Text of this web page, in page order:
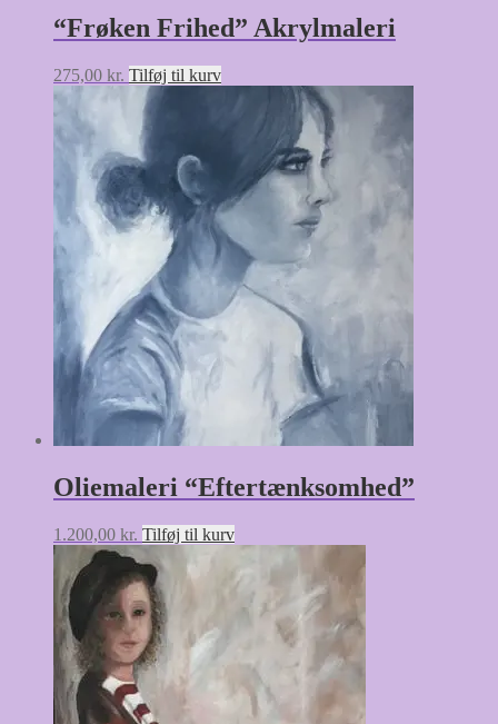
“Frøken Frihed” Akrylmaleri
275,00 kr. Tilføj til kurv
Oliemaleri “Eftertænksomhed”
1.200,00 kr. Tilføj til kurv